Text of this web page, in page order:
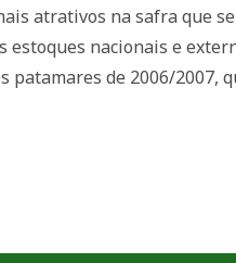
atrativos na safra que
nacionais e
patamares de 2006/2007,